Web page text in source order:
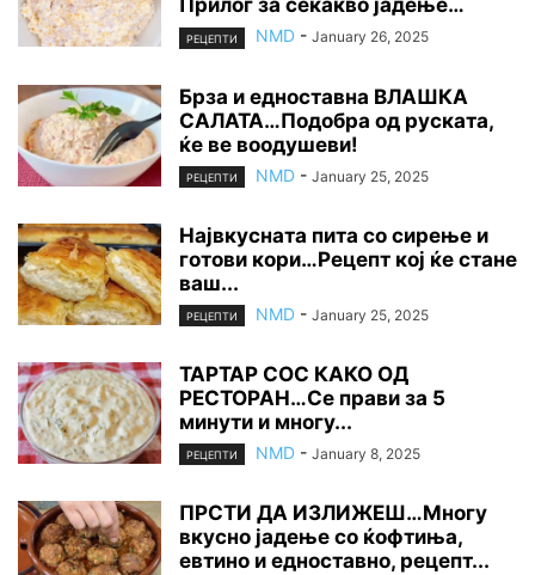
Прилог за секакво јадење…
РЕЦЕПТИ NMD - January 26, 2025
Брза и едноставна ВЛАШКА
САЛАТА…Подобра од руската,
ќе ве воодушеви!
РЕЦЕПТИ NMD - January 25, 2025
Највкусната пита со сирење и
готови кори…Рецепт кој ќе стане
ваш...
РЕЦЕПТИ NMD - January 25, 2025
ТАРТАР СОС КАКО ОД
РЕСТОРАН…Се прави за 5
минути и многу...
РЕЦЕПТИ NMD - January 8, 2025
ПРСТИ ДА ИЗЛИЖЕШ…Многу
вкусно јадење со ќофтиња,
евтино и едноставно, рецепт...